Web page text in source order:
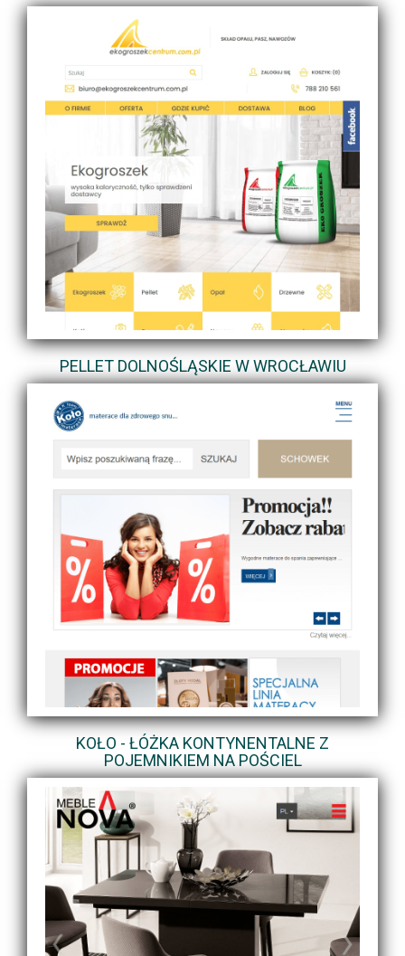
PELLET DOLNOŚLĄSKIE W WROCŁAWIU
KOŁO - ŁÓŻKA KONTYNENTALNE Z
POJEMNIKIEM NA POŚCIEL